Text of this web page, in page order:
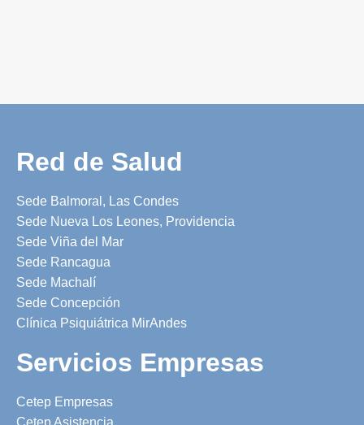
Red de Salud
Sede Balmoral, Las Condes
Sede Nueva Los Leones, Providencia
Sede Viña del Mar
Sede Rancagua
Sede Machalí
Sede Concepción
Clínica Psiquiátrica MirAndes
Servicios Empresas
Cetep Empresas
Cetep Asistencia